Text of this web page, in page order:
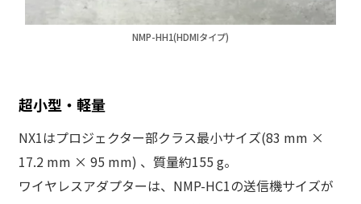
NMP-HH1(HDMIタイプ)
超小型・軽量
NX1はプロジェクター部クラス最小サイズ(83 mm ×
17.2 mm × 95 mm) 、質量約155 g。
ワイヤレスアダプターは、NMP-HC1の送信機サイズが